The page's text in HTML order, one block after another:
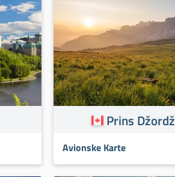
Prins Džordž
Avionske Karte